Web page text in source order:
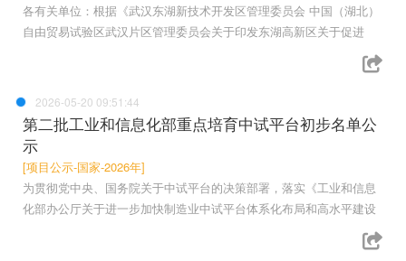
各有关单位：根据《武汉东湖新技术开发区管理委员会 中国（湖北）
自由贸易试验区武汉片区管理委员会关于印发东湖高新区关于促进
2026-05-20 09:51:44
第二批工业和信息化部重点培育中试平台初步名单公
示
[项目公示-国家-2026年]
为贯彻党中央、国务院关于中试平台的决策部署，落实《工业和信息
化部办公厅关于进一步加快制造业中试平台体系化布局和高水平建设